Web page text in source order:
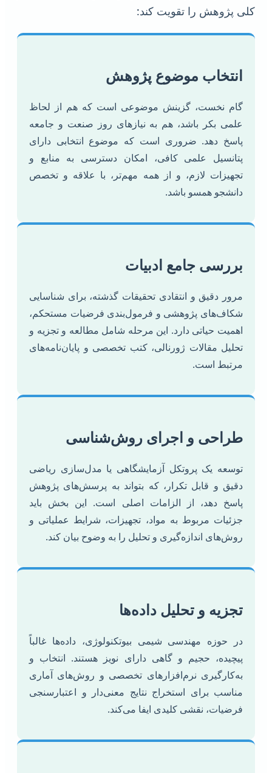
کلی پژوهش را تقویت کند:
انتخاب موضوع پژوهش
گام نخست، گزینش موضوعی است که هم از لحاظ
علمی بکر باشد، هم به نیازهای روز صنعت و جامعه
پاسخ دهد. ضروری است که موضوع انتخابی دارای
پتانسیل علمی کافی، امکان دسترسی به منابع و
تجهیزات لازم، و از همه مهم‌تر، با علاقه و تخصص
دانشجو همسو باشد.
بررسی جامع ادبیات
مرور دقیق و انتقادی تحقیقات گذشته، برای شناسایی
شکاف‌های پژوهشی و فرمول‌بندی فرضیات مستحکم،
اهمیت حیاتی دارد. این مرحله شامل مطالعه و تجزیه و
تحلیل مقالات ژورنالی، کتب تخصصی و پایان‌نامه‌های
مرتبط است.
طراحی و اجرای روش‌شناسی
توسعه یک پروتکل آزمایشگاهی یا مدل‌سازی ریاضی
دقیق و قابل تکرار، که بتواند به پرسش‌های پژوهش
پاسخ دهد، از الزامات اصلی است. این بخش باید
جزئیات مربوط به مواد، تجهیزات، شرایط عملیاتی و
روش‌های اندازه‌گیری و تحلیل را به وضوح بیان کند.
تجزیه و تحلیل داده‌ها
در حوزه مهندسی شیمی بیوتکنولوژی، داده‌ها غالباً
پیچیده، حجیم و گاهی دارای نویز هستند. انتخاب و
به‌کارگیری نرم‌افزارهای تخصصی و روش‌های آماری
مناسب برای استخراج نتایج معنی‌دار و اعتبارسنجی
فرضیات، نقشی کلیدی ایفا می‌کند.